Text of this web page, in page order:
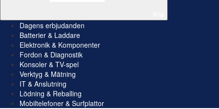
Dagens erbjudanden
Batterier & Laddare
Elektronik & Komponenter
Fordon & Diagnostik
Konsoler & TV-spel
Verktyg & Mätning
IT & Anslutning
Lödning & Reballing
Mobiltelefoner & Surfplattor